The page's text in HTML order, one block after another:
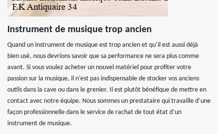
Instrument de musique trop ancien
Quand un instrument de musique est trop ancien et qu’il est aussi déjà
bien usé, nous devrions savoir que sa performance ne sera plus comme
avant. Si vous voulez acheter un nouvel matériel pour profiter votre
passion sur la musique, il n’est pas indispensable de stocker vos anciens
outils dans la cave ou dans le grenier. Il est plutôt bénéfique de mettre en
contact avec notre équipe. Nous sommes un prestataire qui travaille d’une
façon professionnelle dans le service de rachat de tout état d’un
instrument de musique.